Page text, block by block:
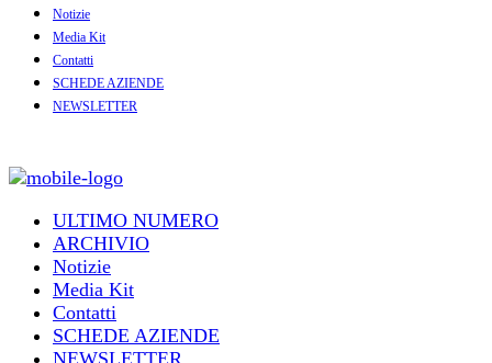
Notizie
Media Kit
Contatti
SCHEDE AZIENDE
NEWSLETTER
ULTIMO NUMERO
ARCHIVIO
Notizie
Media Kit
Contatti
SCHEDE AZIENDE
NEWSLETTER